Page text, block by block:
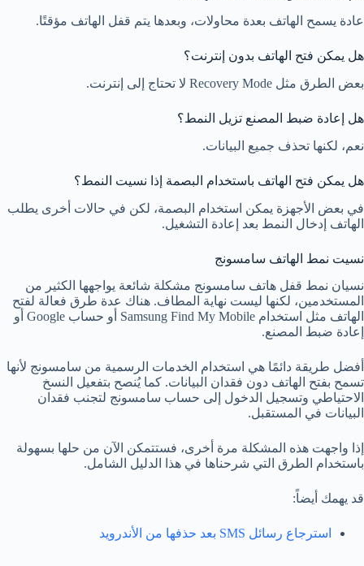
عادة يسمح الهاتف بعدة محاولات، وبعدها يتم قفل الهاتف مؤقتًا.
هل يمكن فتح الهاتف بدون إنترنت؟
بعض الطرق مثل Recovery Mode لا تحتاج إلى إنترنت.
هل إعادة ضبط المصنع تزيل النمط؟
نعم، لكنها تحذف جميع البيانات.
هل يمكن فتح الهاتف باستخدام البصمة إذا نسيت النمط؟
في بعض الأجهزة يمكن استخدام البصمة، لكن في حالات أخرى يطلب
الهاتف إدخال النمط بعد إعادة التشغيل.
نسيت نمط الهاتف سامسونج
نسيان نمط قفل هاتف سامسونج مشكلة شائعة يواجهها الكثير من
المستخدمين، لكنها ليست نهاية المطاف. هناك عدة طرق فعالة لفتح
الهاتف مثل استخدام Samsung Find My Mobile أو حساب Google أو
إعادة ضبط المصنع.
أفضل طريقة دائمًا هي استخدام الخدمات الرسمية من سامسونج لأنها
تسمح بفتح الهاتف دون فقدان البيانات. كما يُنصح بتفعيل النسخ
الاحتياطي وتسجيل الدخول إلى حساب سامسونج لتجنب فقدان
البيانات في المستقبل.
إذا واجهت هذه المشكلة مرة أخرى، فستتمكن الآن من حلها بسهولة
باستخدام الطرق التي شرحناها في هذا الدليل الشامل.
قد يهمك أيضاً:
استرجاع رسائل SMS بعد حذفها من الأندرويد